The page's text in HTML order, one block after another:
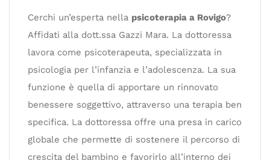
Cerchi un’esperta nella psicoterapia a Rovigo?
Affidati alla dott.ssa Gazzi Mara. La dottoressa
lavora come psicoterapeuta, specializzata in
psicologia per l’infanzia e l’adolescenza. La sua
funzione è quella di apportare un rinnovato
benessere soggettivo, attraverso una terapia ben
specifica. La dottoressa offre una presa in carico
globale che permette di sostenere il percorso di
crescita del bambino e favorirlo all’interno dei